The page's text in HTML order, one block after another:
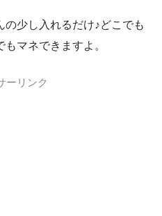
少し入れるだけ♪どこでも
マネできますよ。
ーリンク